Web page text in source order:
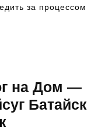
за процессом
на Дом —
Батайск